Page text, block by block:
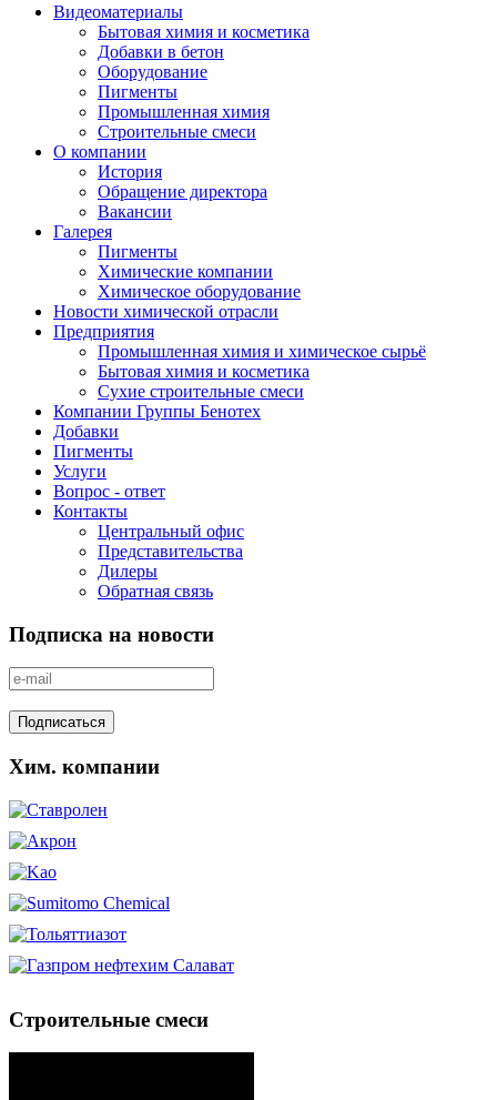
Видеоматериалы
Бытовая химия и косметика
Добавки в бетон
Оборудование
Пигменты
Промышленная химия
Строительные смеси
О компании
История
Обращение директора
Вакансии
Галерея
Пигменты
Химические компании
Химическое оборудование
Новости химической отрасли
Предприятия
Промышленная химия и химическое сырьё
Бытовая химия и косметика
Сухие строительные смеси
Компании Группы Бенотех
Добавки
Пигменты
Услуги
Вопрос - ответ
Контакты
Центральный офис
Представительства
Дилеры
Обратная связь
Подписка на новости
Хим. компании
Строительные смеси